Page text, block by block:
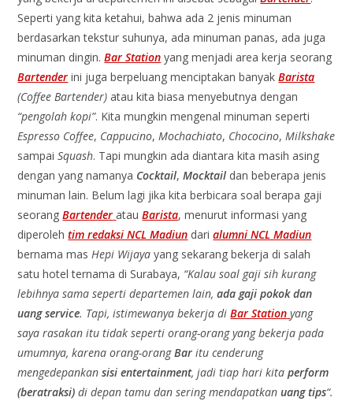
Seperti yang kita ketahui, bahwa ada 2 jenis minuman
berdasarkan tekstur suhunya, ada minuman panas, ada juga
minuman dingin.Bar Station yang menjadi area kerja seorang
Bartender ini juga berpeluang menciptakan banyakBarista
(Coffee Bartender) atau kita biasa menyebutnya dengan
“pengolah kopi”. Kita mungkin mengenal minuman seperti
Espresso Coffee, Cappucino,Mochachiato, Chococino,Milkshake
sampaiSquash. Tapi mungkin ada diantara kita masih asing
dengan yang namanya Cocktail,Mocktail dan beberapa jenis
minuman lain. Belum lagi jika kita berbicara soal berapa gaji
seorangBartender atauBarista, menurut informasi yang
diperolehtim redaksi NCL Madiun darialumni NCL Madiun
bernama masHepi Wijaya yang sekarang bekerja di salah
satu hotel ternama di Surabaya, “Kalau soal gaji sih kurang
lebihnya sama seperti departemen lain,ada gaji pokok dan
uang service. Tapi, istimewanya bekerja diBar Station yang
saya rasakan itu tidak seperti orang-orang yang bekerja pada
umumnya, karena orang-orangBar itu cenderung
mengedepankansisi entertainment, jadi tiap hari kitaperform
(beratraksi) di depan tamu dan sering mendapatkanuang tips“.